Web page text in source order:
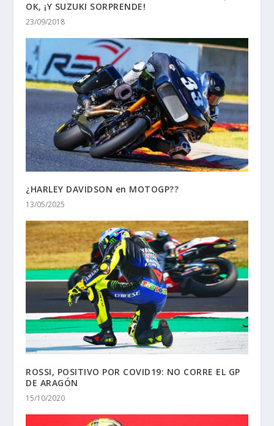
OK, ¡Y SUZUKI SORPRENDE!
23/09/2018
¿HARLEY DAVIDSON en MOTOGP??
13/05/2025
ROSSI, POSITIVO POR COVID19: NO CORRE EL GP
DE ARAGÓN
15/10/2020